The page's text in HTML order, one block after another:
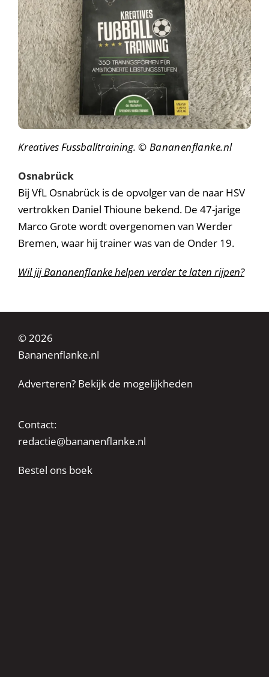
Kreatives Fussballtraining. © Bananenflanke.nl
Osnabrück
Bij VfL Osnabrück is de opvolger van de naar HSV
vertrokken Daniel Thioune bekend. De 47-jarige
Marco Grote wordt overgenomen van Werder
Bremen, waar hij trainer was van de Onder 19.
Wil jij Bananenflanke helpen verder te laten rijpen?
© 2026
Bananenflanke.nl
Adverteren? Bekijk de mogelijkheden
Contact:
redactie@bananenflanke.nl
Bestel ons boek